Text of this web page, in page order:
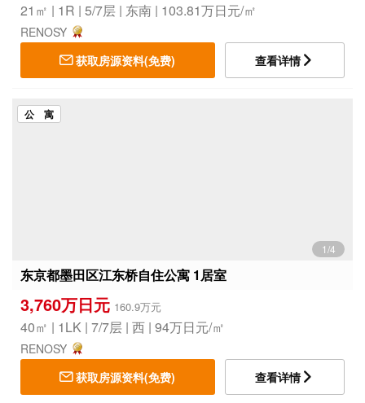
21㎡ | 1R | 5/7层 | 东南 | 103.81万日元/㎡
RENOSY
获取房源资料(免费)
查看详情
公 寓
1/4
东京都墨田区江东桥自住公寓 1居室
3,760万日元 160.9万元
40㎡ | 1LK | 7/7层 | 西 | 94万日元/㎡
RENOSY
获取房源资料(免费)
查看详情